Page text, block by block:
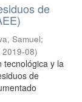
de
Samuel;
2019-08)
tecnológica y la
de